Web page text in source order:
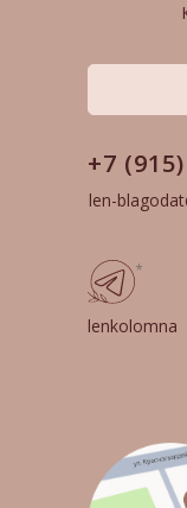
len-
+7
lenkolomna
*